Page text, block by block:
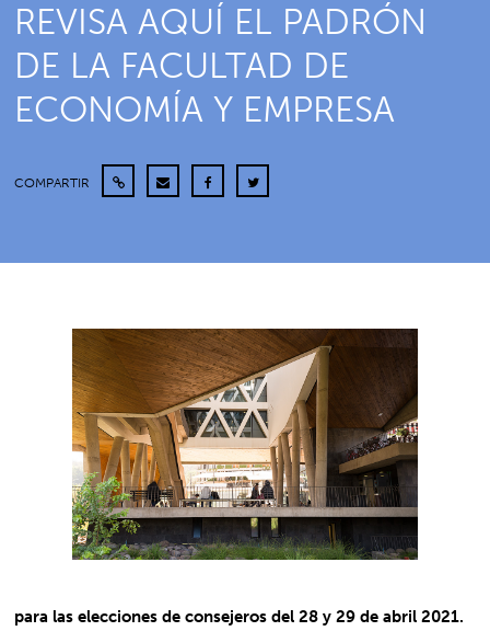
REVISA AQUÍ EL PADRÓN
DE LA FACULTAD DE
ECONOMÍA Y EMPRESA
COMPARTIR
para las elecciones de consejeros del 28 y 29 de abril 2021.